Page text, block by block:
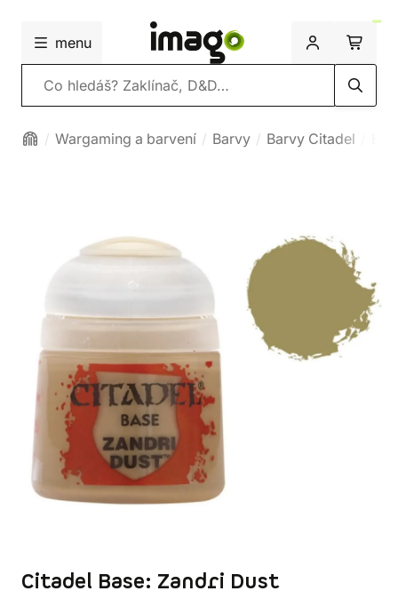
menu
Vyhledávání
Wargaming a barvení Barvy Barvy Citadel
Citadel Base: Zandri Dust